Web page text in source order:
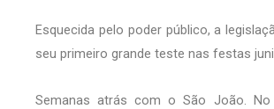
Esquecida pelo poder público, a
seu primeiro grande teste nas festas
Semanas atrás com o São João.